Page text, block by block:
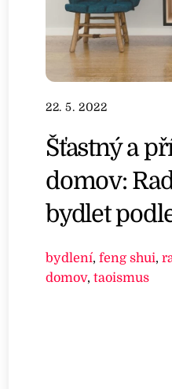
22. 5. 2022
Šťastný a
domov:
bydlet
bydlení,feng shui,
domov,taoismus